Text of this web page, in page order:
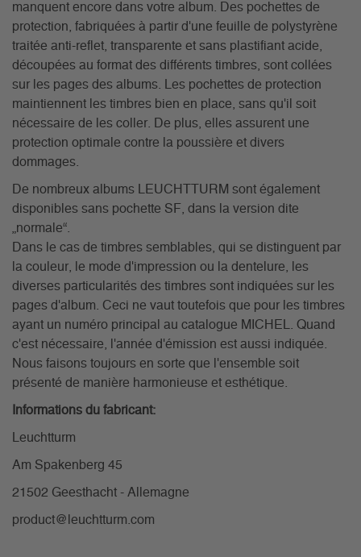
manquent encore dans votre album. Des pochettes de
protection, fabriquées à partir d'une feuille de polystyrène
traitée anti-reflet, transparente et sans plastifiant acide,
découpées au format des différents timbres, sont collées
sur les pages des albums. Les pochettes de protection
maintiennent les timbres bien en place, sans qu'il soit
nécessaire de les coller. De plus, elles assurent une
protection optimale contre la poussière et divers
dommages.
De nombreux albums LEUCHTTURM sont également
disponibles sans pochette SF, dans la version dite
„normale“.
Dans le cas de timbres semblables, qui se distinguent par
la couleur, le mode d'impression ou la dentelure, les
diverses particularités des timbres sont indiquées sur les
pages d'album. Ceci ne vaut toutefois que pour les timbres
ayant un numéro principal au catalogue MICHEL. Quand
c'est nécessaire, l'année d'émission est aussi indiquée.
Nous faisons toujours en sorte que l'ensemble soit
présenté de manière harmonieuse et esthétique.
Informations du fabricant:
Leuchtturm
Am Spakenberg 45
21502 Geesthacht - Allemagne
product@leuchtturm.com